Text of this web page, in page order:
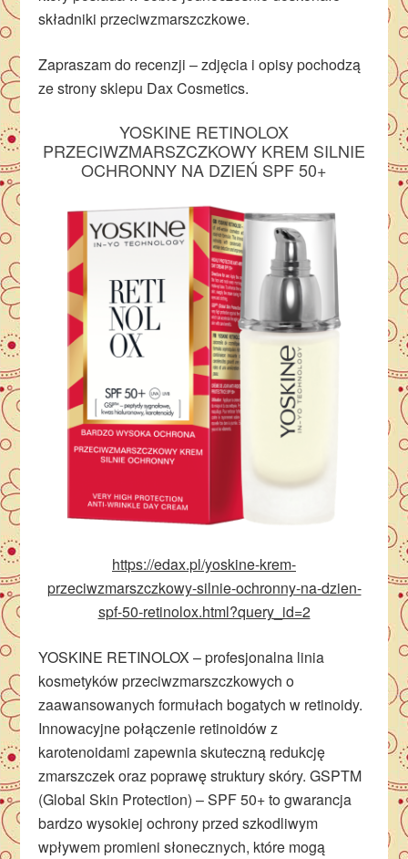
składniki przeciwzmarszczkowe.
Zapraszam do recenzji – zdjęcia i opisy pochodzą
ze strony sklepu Dax Cosmetics.
YOSKINE RETINOLOX
PRZECIWZMARSZCZKOWY KREM SILNIE
OCHRONNY NA DZIEŃ SPF 50+
https://edax.pl/yoskine-krem-
przeciwzmarszczkowy-silnie-ochronny-na-dzien-
spf-50-retinolox.html?query_id=2
YOSKINE RETINOLOX – profesjonalna linia
kosmetyków przeciwzmarszczkowych o
zaawansowanych formułach bogatych w retinoidy.
Innowacyjne połączenie retinoidów z
karotenoidami zapewnia skuteczną redukcję
zmarszczek oraz poprawę struktury skóry. GSPTM
(Global Skin Protection) – SPF 50+ to gwarancja
bardzo wysokiej ochrony przed szkodliwym
wpływem promieni słonecznych, które mogą